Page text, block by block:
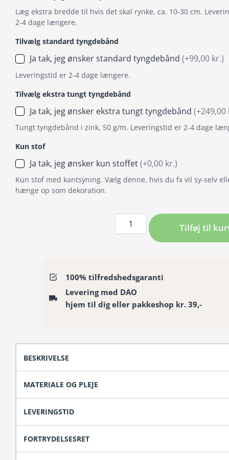
Læg ekstra bredde til hvis det skal rynke, ca. 10-30 cm.
2-4 dage længere.
Tilvælg standard tyngdebånd
Ja tak, jeg ønsker standard tyngdebånd (+99,00 kr.)
Leveringstid er 2-4 dage længere.
Tilvælg ekstra tungt tyngdebånd
Ja tak, jeg ønsker ekstra tungt tyngdebånd (+249,00
Tungt tyngdebånd i zink, 50 g/m. Leveringstid er 2-4 dage
Kun stof
Ja tak, jeg ønsker kun stoffet(+0,00 kr.)
Kun stof med kantsyning. Vælg denne, hvis du fx vil sy-selv
hænge op som dekoration.
Badeforhæng
/
bruseforhæng
kollektionen
Waves
18
Tilføj til
100% tilfredshedsgaranti
Levering med DAO
hjem til dig eller pakkeshop kr. 39,-
BESKRIVELSE
MATERIALE OG PLEJE
LEVERINGSTID
FORTRYDELSESRET